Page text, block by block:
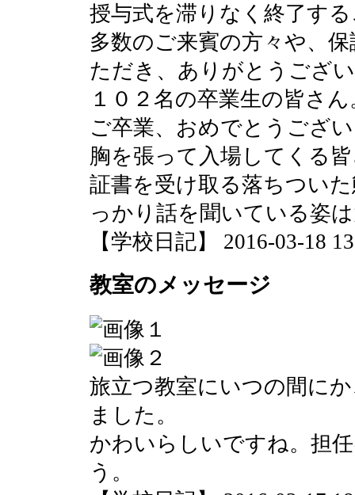
授与式を滞りなく終了す
多数のご来賓の方々や、
ただき、ありがとうござ
１０２名の卒業生の皆さん
ご卒業、おめでとうござ
胸を張って入場してくる
証書を受け取る落ちつい
っかり話を聞いている姿
【学校日記】 2016-03-18
教室のメッセージ
旅立つ教室にいつの間に
ました。
かわいらしいですね。担
う。